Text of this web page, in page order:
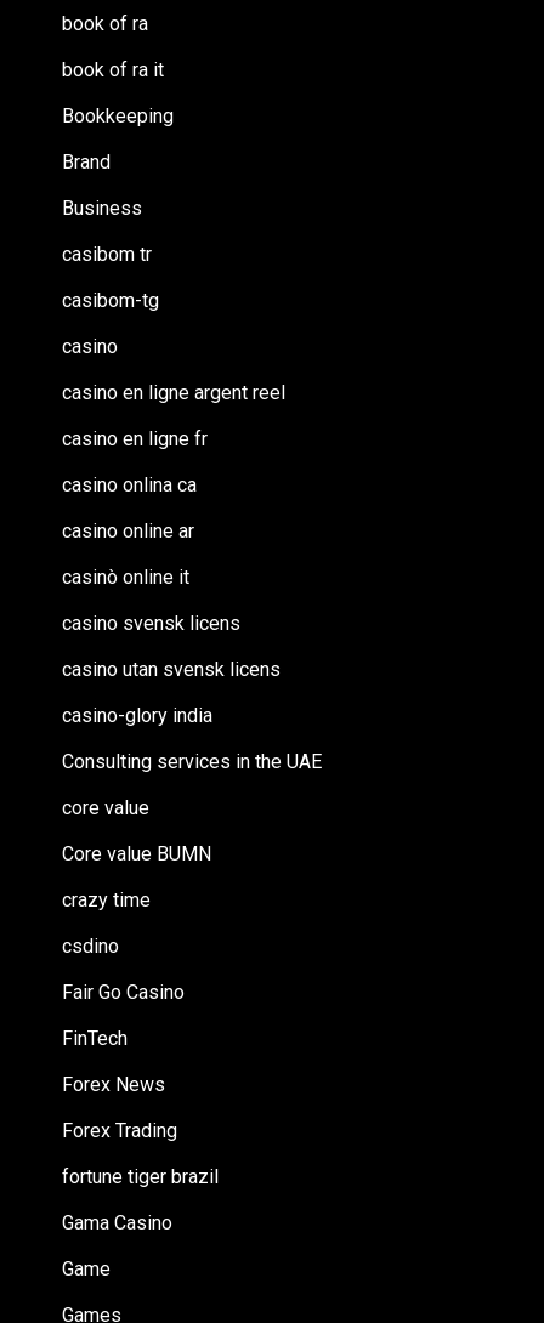
book of ra
book of ra it
Bookkeeping
Brand
Business
casibom tr
casibom-tg
casino
casino en ligne argent reel
casino en ligne fr
casino onlina ca
casino online ar
casinò online it
casino svensk licens
casino utan svensk licens
casino-glory india
Consulting services in the UAE
core value
Core value BUMN
crazy time
csdino
Fair Go Casino
FinTech
Forex News
Forex Trading
fortune tiger brazil
Gama Casino
Game
Games